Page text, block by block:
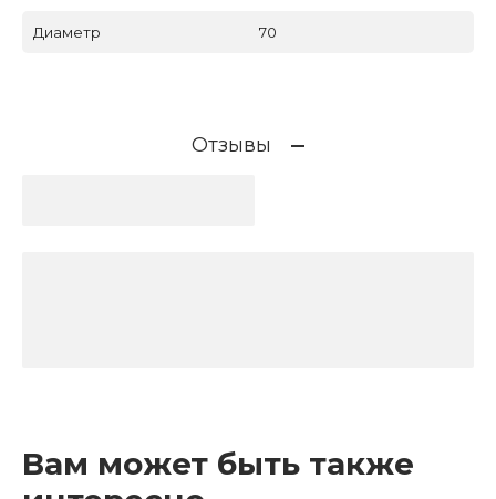
Диаметр 70
Отзывы
Вам может быть также